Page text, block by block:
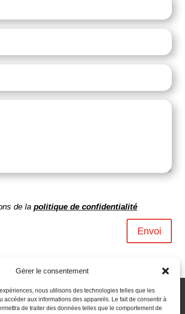
Gérer le consentement
nous utilisons des technologies telles que les
accéder aux informations des appareils. Le fait de consentir à
de traiter des données telles que le comportement de
de la politique de confidentialité
Envoi